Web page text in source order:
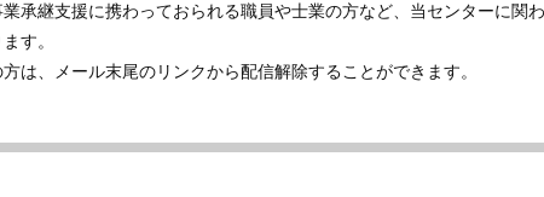
承継支援に携わっておられる職員や士業の方など、当センターに関
す。
は、メール末尾のリンクから配信解除することができます。